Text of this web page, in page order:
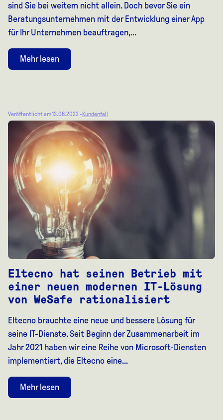
sind Sie bei weitem nicht allein. Doch bevor Sie ein
Beratungsunternehmen mit der Entwicklung einer App
für Ihr Unternehmen beauftragen,...
Mehr lesen
Veröffentlicht am 13.06.2022 - Kundenfall
Eltecno hat seinen Betrieb mit
einer neuen modernen IT-Lösung
von WeSafe rationalisiert
Eltecno brauchte eine neue und bessere Lösung für
seine IT-Dienste. Seit Beginn der Zusammenarbeit im
Jahr 2021 haben wir eine Reihe von Microsoft-Diensten
implementiert, die Eltecno eine...
Mehr lesen